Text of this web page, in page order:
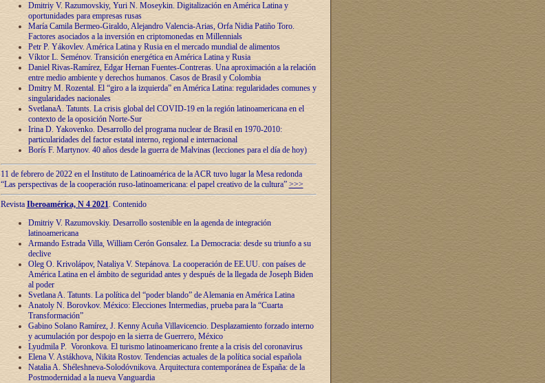
Dmitriy V. Razumovskiy, Yuri N. Moseykin. Digitalización en América Latina y
oportunidades para empresas rusas
María Camila Bermeo-Giraldo, Alejandro Valencia-Arias, Orfa Nidia Patiño Toro.
Factores asociados a la inversión en criptomonedas en Millennials
Petr P. Yákovlev. América Latina y Rusia en el mercado mundial de alimentos
Víktor L. Seménov. Transición energética en América Latina y Rusia
Daniel Rivas-Ramírez, Edgar Hernan Fuentes-Contreras. Una aproximación a la relación
entre medio ambiente y derechos humanos. Casos de Brasil y Colombia
Dmitry M. Rozental. El “giro a la izquierda” en América Latina: regularidades comunes y
singularidades nacionales
SvetlanaA. Tatunts. La crisis global del COVID-19 en la región latinoamericana en el
contexto de la oposición Norte-Sur
Irina D. Yakovenko. Desarrollo del programa nuclear de Brasil en 1970-2010:
particularidades del factor estatal interno, regional e internacional
Borís F. Martynov. 40 años desde la guerra de Malvinas (lecciones para el día de hoy)
11 de febrero de 2022 en el Instituto de Latinoamérica de la ACR tuvo lugar la Mesa redonda
“Las perspectivas de la cooperación ruso-latinoamericana: el papel creativo de la cultura” >>>
Revista Iberoamérica, N 4 2021. Contenido
Dmitriy V. Razumovskiy. Desarrollo sostenible en la agenda de integración
latinoamericana
Armando Estrada Villa, William Cerón Gonsalez. La Democracia: desde su triunfo a su
declive
Oleg O. Krivolápov, Nataliya V. Stepánova. La cooperación de EE.UU. con países de
América Latina en el ámbito de seguridad antes y después de la llegada de Joseph Biden
al poder
Svetlana A. Tatunts. La política del “poder blando” de Alemania en América Latina
Anatoly N. Borovkov. México: Elecciones Intermedias, prueba para la “Cuarta
Transformación”
Gabino Solano Ramírez, J. Kenny Acuña Villavicencio. Desplazamiento forzado interno
y acumulación por despojo en la sierra de Guerrero, México
Lyudmila P. Voronkova. El turismo latinoamericano frente a la crisis del coronavirus
Elena V. Astákhova, Nikita Rostov. Tendencias actuales de la política social española
Natalia A. Shéleshneva-Solodóvnikova. Arquitectura contemporánea de España: de la
Postmodernidad a la nueva Vanguardia